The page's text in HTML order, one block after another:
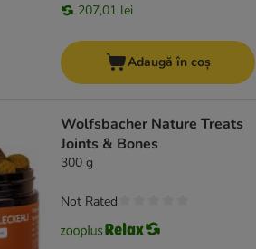
207,01 lei
Adaugă în coș
Wolfsbacher Nature Treats
Joints & Bones
300 g
Not Rated